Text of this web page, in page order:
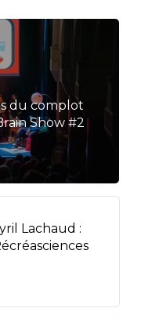
du complot
Show #2
Lachaud :